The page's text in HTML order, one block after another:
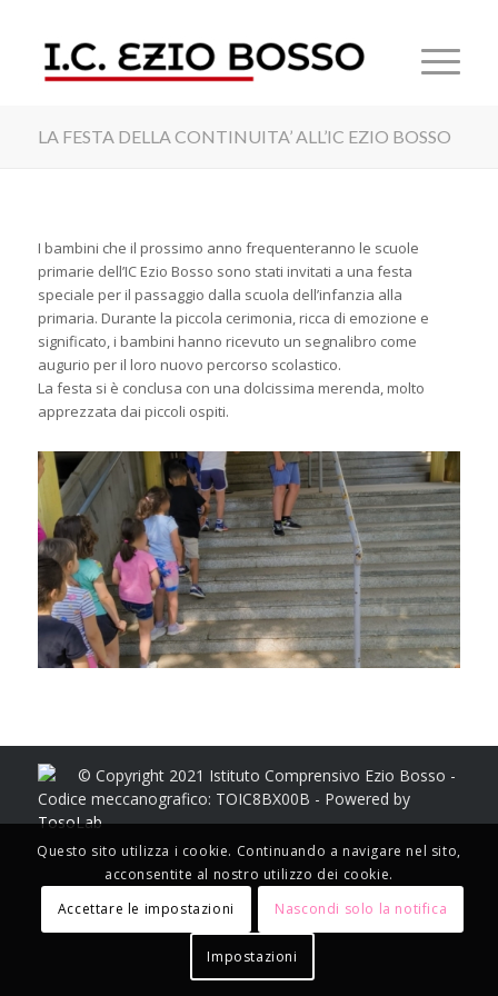
LA FESTA DELLA CONTINUITA’ ALL’IC EZIO BOSSO
I bambini che il prossimo anno frequenteranno le scuole
primarie dell’IC Ezio Bosso sono stati invitati a una festa
speciale per il passaggio dalla scuola dell’infanzia alla
primaria. Durante la piccola cerimonia, ricca di emozione e
significato, i bambini hanno ricevuto un segnalibro come
augurio per il loro nuovo percorso scolastico.
La festa si è conclusa con una dolcissima merenda, molto
apprezzata dai piccoli ospiti.
© Copyright 2021 Istituto Comprensivo Ezio Bosso -
Codice meccanografico: TOIC8BX00B - Powered by
TosoLab
Questo sito utilizza i cookie. Continuando a navigare nel sito,
acconsentite al nostro utilizzo dei cookie.
Accettare le impostazioni
Nascondi solo la notifica
Impostazioni